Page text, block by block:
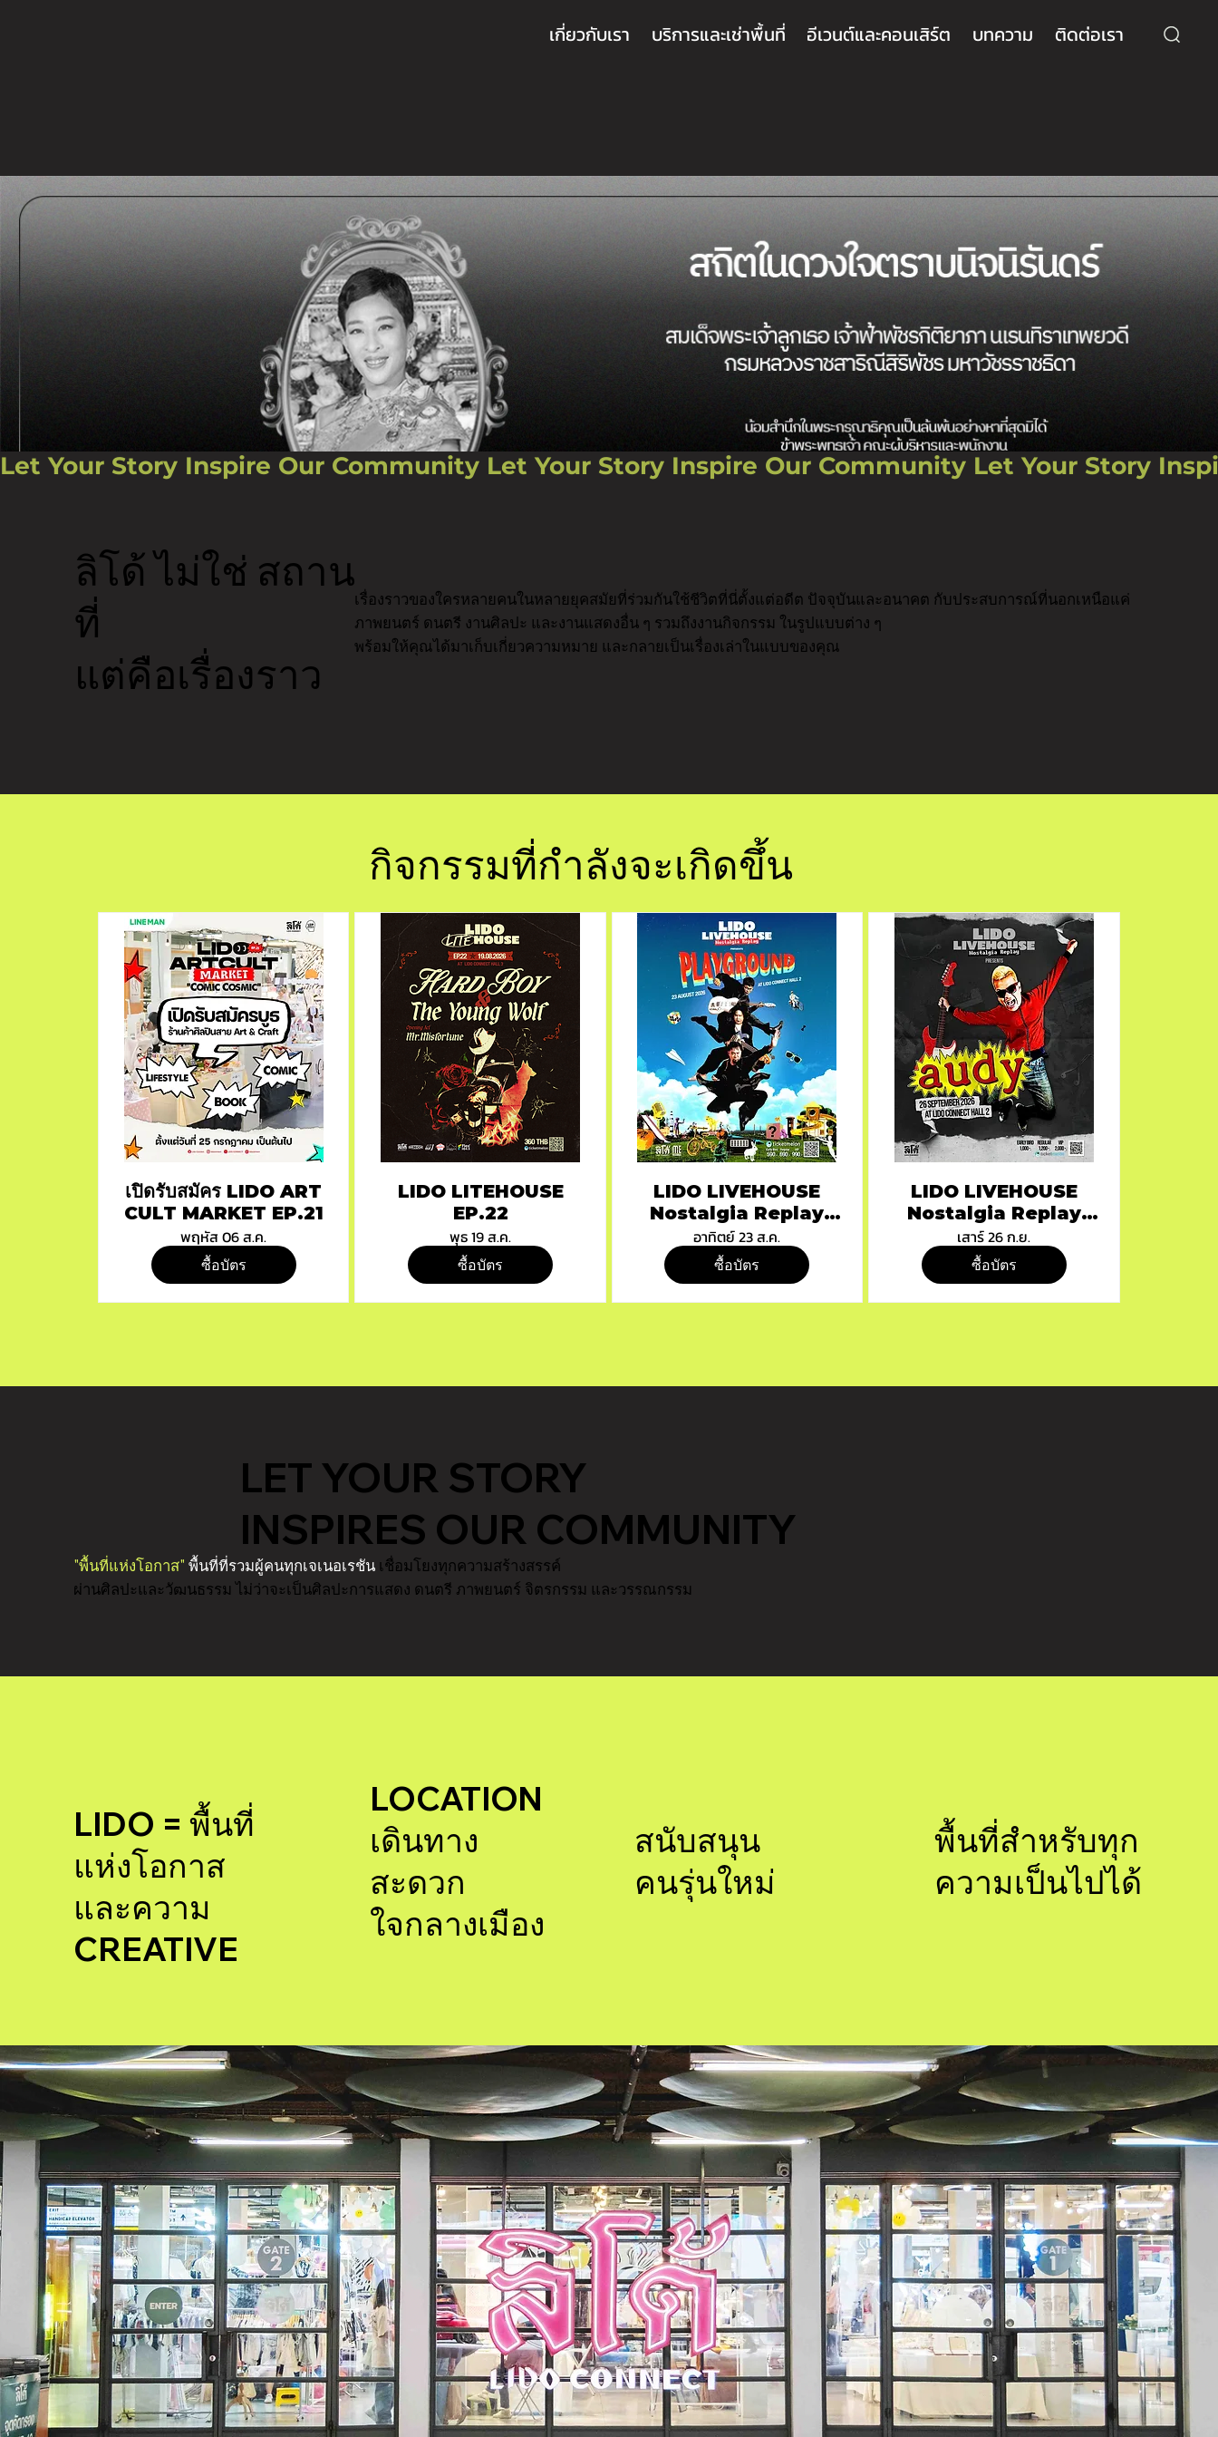
เกี่ยวกับเรา บริการและเช่าพื้นที่ อีเวนต์และคอนเสิร์ต บทความ ติดต่อเรา
Let Your Story Inspire Our Community
ลิโด้ ไม่ใช่ สถาน
ที่
แต่คือเรื่องราว
เรื่องราวของใครหลายคนในหลายยุคสมัยที่ร่วมกันใช้ชีวิตที่นี่ตั้งแต่อดีต ปัจจุบันและอนาคต กับประสบการณ์ที่นอกเหนือแค่
ภาพยนตร์ ดนตรี งานศิลปะ และงานแสดงอื่น ๆ รวมถึงงานกิจกรรม ในรูปแบบต่าง ๆ
พร้อมให้คุณได้มาเก็บเกี่ยวความหมาย และกลายเป็นเรื่องเล่าในแบบของคุณ
กิจกรรมที่กำลังจะเกิดขึ้น
เปิดรับสมัคร LIDO ART
CULT MARKET EP.21
พฤหัส 06 ส.ค.
ซื้อบัตร
LIDO LITEHOUSE
EP.22
พุธ 19 ส.ค.
ซื้อบัตร
LIDO LIVEHOUSE
Nostalgia Replay
presents
"PLAYGROUND"
อาทิตย์ 23 ส.ค.
ซื้อบัตร
LIDO LIVEHOUSE
Nostalgia Replay
presents "AUDY"
เสาร์ 26 ก.ย.
ซื้อบัตร
LET YOUR STORY
INSPIRES OUR COMMUNITY
"พื้นที่แห่งโอกาส" พื้นที่ที่รวมผู้คนทุกเจเนอเรชัน เชื่อมโยงทุกความสร้างสรรค์
ผ่านศิลปะและวัฒนธรรม ไม่ว่าจะเป็นศิลปะการแสดง ดนตรี ภาพยนตร์ จิตรกรรม และวรรณกรรม
LIDO = พื้นที่
แห่งโอกาส
และความ
CREATIVE
LOCATION
เดินทาง
สะดวก
ใจกลางเมือง
สนับสนุน
คนรุ่นใหม่
พื้นที่สำหรับทุก
ความเป็นไปได้